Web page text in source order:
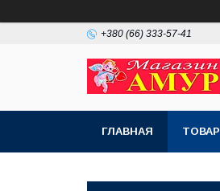
+380 (66) 333-57-41
ГЛАВНАЯ